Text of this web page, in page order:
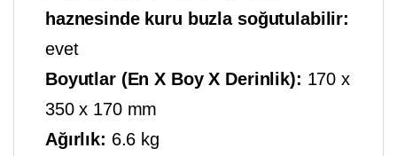
haznesinde kuru buzla soğutulabilir:
evet
Boyutlar (En X Boy X Derinlik): 170 x
350 x 170 mm
Ağırlık: 6.6 kg